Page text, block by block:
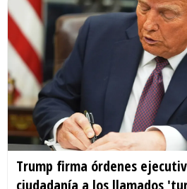
Trump firma órdenes